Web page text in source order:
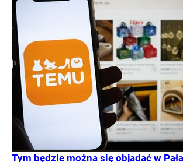
Tym będzie można się objadać w